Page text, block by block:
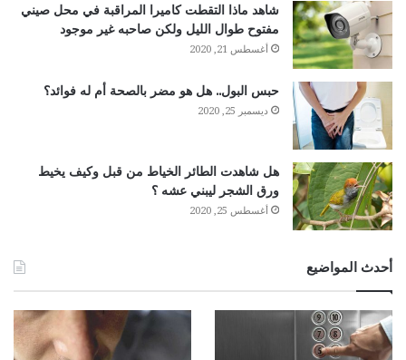
شاهد ماذا التقطت كاميرا المراقبة في محل صيني
مفتوح طوال الليل ولكن صاحبه غير موجود
أغسطس 21, 2020
حبس البول.. هل هو مضر بالصحة أم له فوائد؟
ديسمبر 25, 2020
هل شاهدت الطائر الخياط من قبل وكيف يخيط
ورق الشجر ليبني عشه ؟
أغسطس 25, 2020
أحدث المواضيع